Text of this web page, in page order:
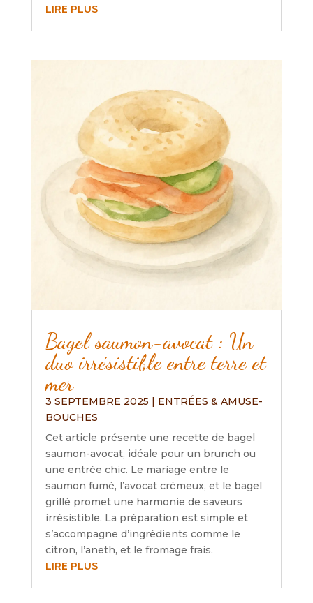
LIRE PLUS
Bagel saumon-avocat : Un
duo irrésistible entre terre et
mer
3 SEPTEMBRE 2025
ENTRÉES & AMUSE-
BOUCHES
Cet article présente une recette de bagel
saumon-avocat, idéale pour un brunch ou
une entrée chic. Le mariage entre le
saumon fumé, l’avocat crémeux, et le bagel
grillé promet une harmonie de saveurs
irrésistible. La préparation est simple et
s’accompagne d’ingrédients comme le
citron, l’aneth, et le fromage frais.
LIRE PLUS